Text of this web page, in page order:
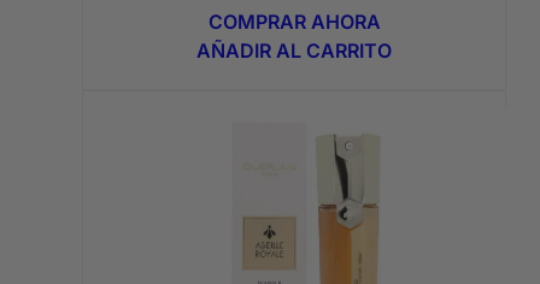
original
era:
actual
es:
COMPRAR AHORA
AÑADIR AL CARRITO